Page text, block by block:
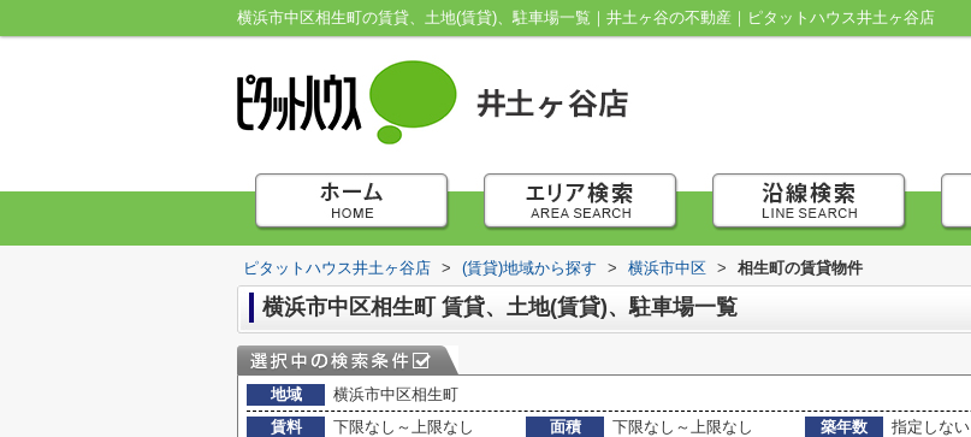
横浜市中区相生町の賃貸、土地(賃貸)、駐車場一覧｜井土ヶ谷の不動産｜ピタットハウス井土ヶ谷店
ピタットハウス井土ヶ谷店 > (賃貸)地域から探す > 横浜市中区 > 相生町の賃貸物件
横浜市中区相生町 賃貸、土地(賃貸)、駐車場一覧
地域
横浜市中区相生町
賃料
下限なし～上限なし 面積 下限なし～上限なし 築年数
指定しない